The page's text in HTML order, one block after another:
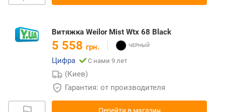
Витяжка Weilor Mist Wtx 68 Black
5 558 грн.
Цифра
С нами 9 лет
(Киев)
Гарантия: от производителя
Перейти в магазин